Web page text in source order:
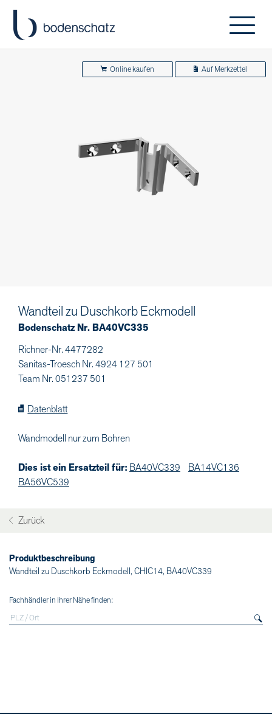
Online kaufen Auf Merkzettel
Wandteil zu Duschkorb Eckmodell
Bodenschatz Nr. BA40VC335
Richner-Nr. 4477282
Sanitas-Troesch Nr. 4924 127 501
Team Nr. 051237 501
Datenblatt
Wandmodell nur zum Bohren
Dies ist ein Ersatzteil für: BA40VC339
BA14VC136
BA56VC539
Zurück
Produktbeschreibung
Wandteil zu Duschkorb Eckmodell, CHIC14, BA40VC339
Fachhändler in Ihrer Nähe finden: